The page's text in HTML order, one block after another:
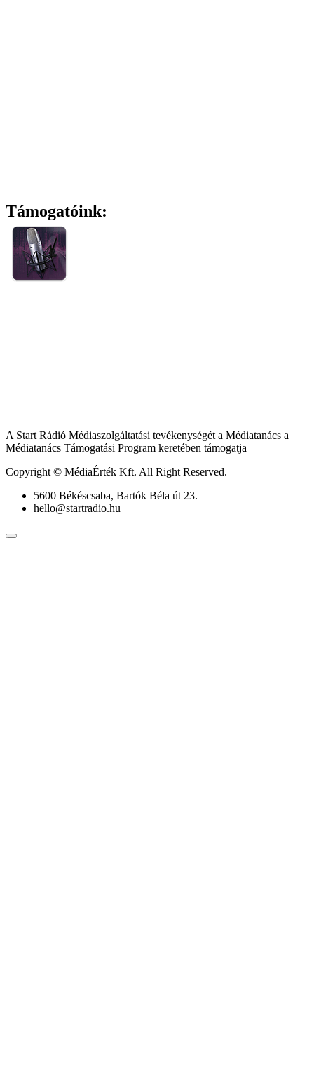
Támogatóink:
A Start Rádió Médiaszolgáltatási tevékenységét a Médiatanács a
Médiatanács Támogatási Program keretében támogatja
Copyright © MédiaÉrték Kft. All Right Reserved.
5600 Békéscsaba, Bartók Béla út 23.
hello@startradio.hu